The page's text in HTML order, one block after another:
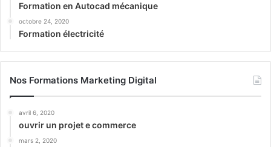
Formation en Autocad mécanique
octobre 24, 2020
Formation électricité
Nos Formations Marketing Digital
avril 6, 2020
ouvrir un projet e commerce
mars 2, 2020